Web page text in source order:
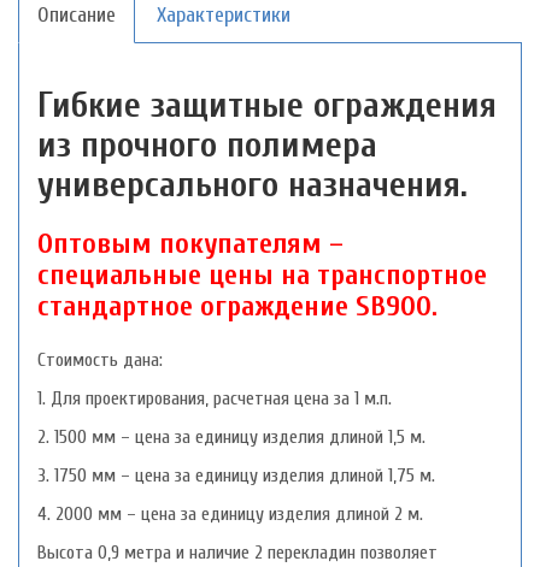
Описание Характеристики
Гибкие защитные ограждения
из прочного полимера
универсального назначения.
Оптовым покупателям –
специальные цены на транспортное
стандартное ограждение SB900.
Стоимость дана:
1. Для проектирования, расчетная цена за 1 м.п.
2. 1500 мм – цена за единицу изделия длиной 1,5 м.
3. 1750 мм – цена за единицу изделия длиной 1,75 м.
4. 2000 мм – цена за единицу изделия длиной 2 м.
Высота 0,9 метра и наличие 2 перекладин позволяет